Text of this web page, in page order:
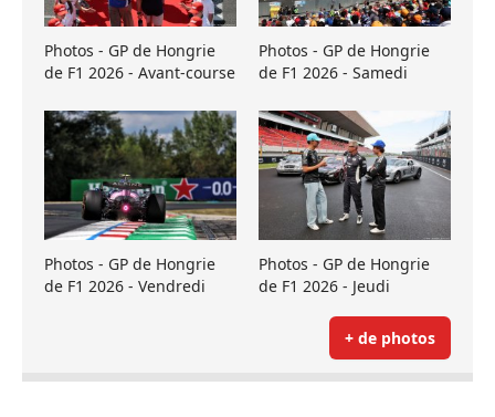
Photos - GP de Hongrie
de F1 2026 - Avant-course
Photos - GP de Hongrie
de F1 2026 - Samedi
Photos - GP de Hongrie
de F1 2026 - Vendredi
Photos - GP de Hongrie
de F1 2026 - Jeudi
+ de photos